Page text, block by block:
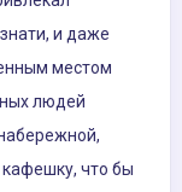
и даже
местом
людей
что бы